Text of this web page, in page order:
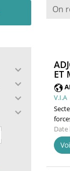
On
ET
V.I.A
Date